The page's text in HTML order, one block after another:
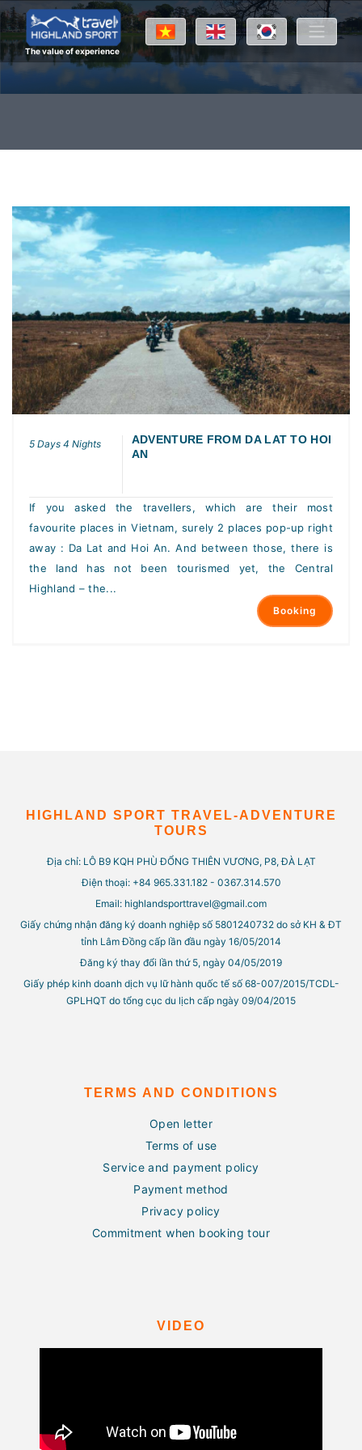
The value of experience
5 Days 4 Nights
ADVENTURE FROM DA LAT TO HOI
AN
If you asked the travellers, which are their most
favourite places in Vietnam, surely 2 places pop-up right
away : Da Lat and Hoi An. And between those, there is
the land has not been tourismed yet, the Central
Highland – the...
Booking
HIGHLAND SPORT TRAVEL-ADVENTURE
TOURS
Địa chỉ: LÔ B9 KQH PHÙ ĐỔNG THIÊN VƯƠNG, P8, ĐÀ LẠT
Điện thoại: +84 965.331.182 - 0367.314.570
Email: highlandsporttravel@gmail.com
Giấy chứng nhận đăng ký doanh nghiệp số 5801240732 do sở KH & ĐT
tỉnh Lâm Đồng cấp lần đầu ngày 16/05/2014
Đăng ký thay đổi lần thứ 5, ngày 04/05/2019
Giấy phép kinh doanh dịch vụ lữ hành quốc tế số 68-007/2015/TCDL-
GPLHQT do tổng cục du lịch cấp ngày 09/04/2015
TERMS AND CONDITIONS
Open letter
Terms of use
Service and payment policy
Payment method
Privacy policy
Commitment when booking tour
VIDEO